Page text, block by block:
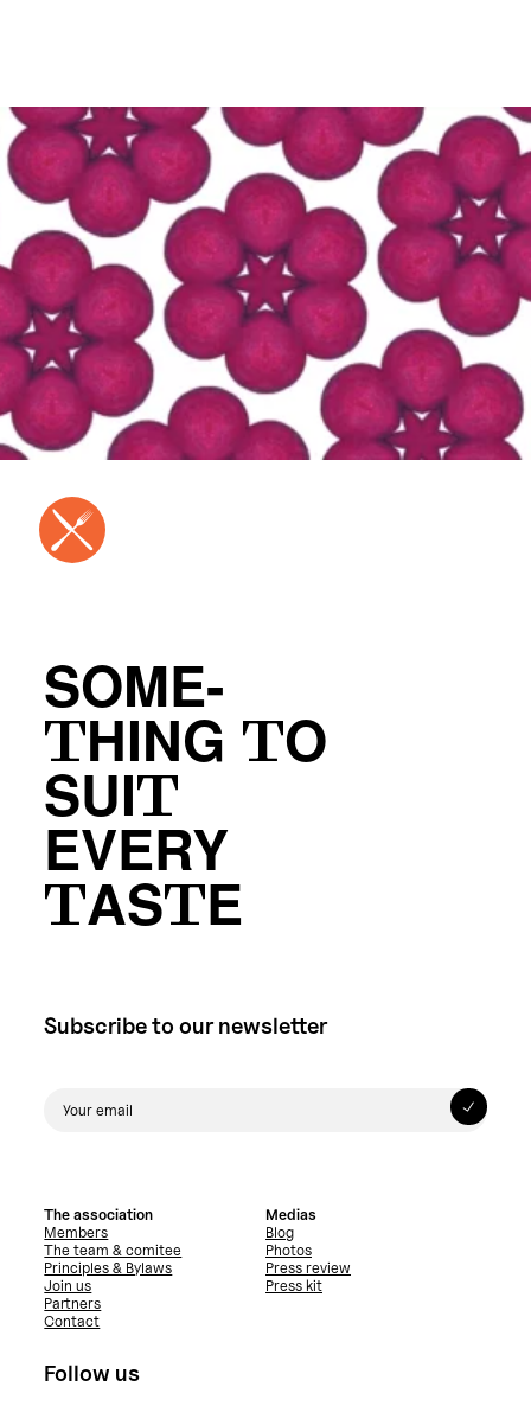
SOME-
THING TO
SUIT
EVERY
TASTE
Subscribe to our newsletter
The association
Members
The team & comitee
Principles & Bylaws
Join us
Partners
Contact
Medias
Blog
Photos
Press review
Press kit
Follow us